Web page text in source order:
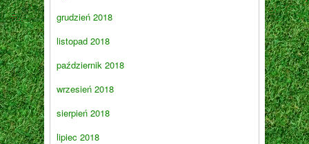
grudzień 2018
listopad 2018
październik 2018
wrzesień 2018
sierpień 2018
lipiec 2018